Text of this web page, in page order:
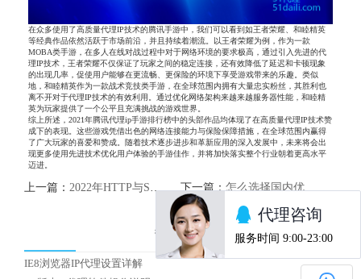
在众多使用了高质量代理IP技术的腾讯手游中，我们可以看到如王者荣耀、和睦精英
等经典作品依然活跃于市场前沿，并且持续着潮流。以王者荣耀为例，作为一款
MOBA类手游，在多人在线对战过程中对于网络环境的要求极高，通过引入先进的代
理IP技术，王者荣耀不仅保证了玩家之间的稳定连接，还有效降低了延迟和卡顿现象
的出现几率，促使用户能够在更流畅、更保险的环境下享受游戏带来的乐趣。类似
地，和睦精英作为一款战术竞技类手游，在全球范围内拥有大量忠实粉丝，其胜利也
离不开对于代理IP技术的有效利用。通过优化网络架构来越来越服务器性能，和睦精
英为玩家提供了一个公平且充满挑战的游戏世界。
综上所述，2021年腾讯代理ip手游排行榜中的头部作品均体现了在高质量代理IP技术赞
成下的表现。这些游戏凭借出色的网络连接能力与保险保障措施，在全球范围内赢得
了广大玩家的喜爱和赞成。随着技术逐步进步和革新应用的深入发展中，未来将会出
现更多使用先进技术优化用户体验的手游佳作，并将加快落实整个行业朝着更高水平
迈进。
上一篇： 2022年HTTP与SOCKS5代理IP对比解析 下一篇：怎么选择国内优质HTTP代理IP
热门文章
IE8浏览器IP代理设置详解